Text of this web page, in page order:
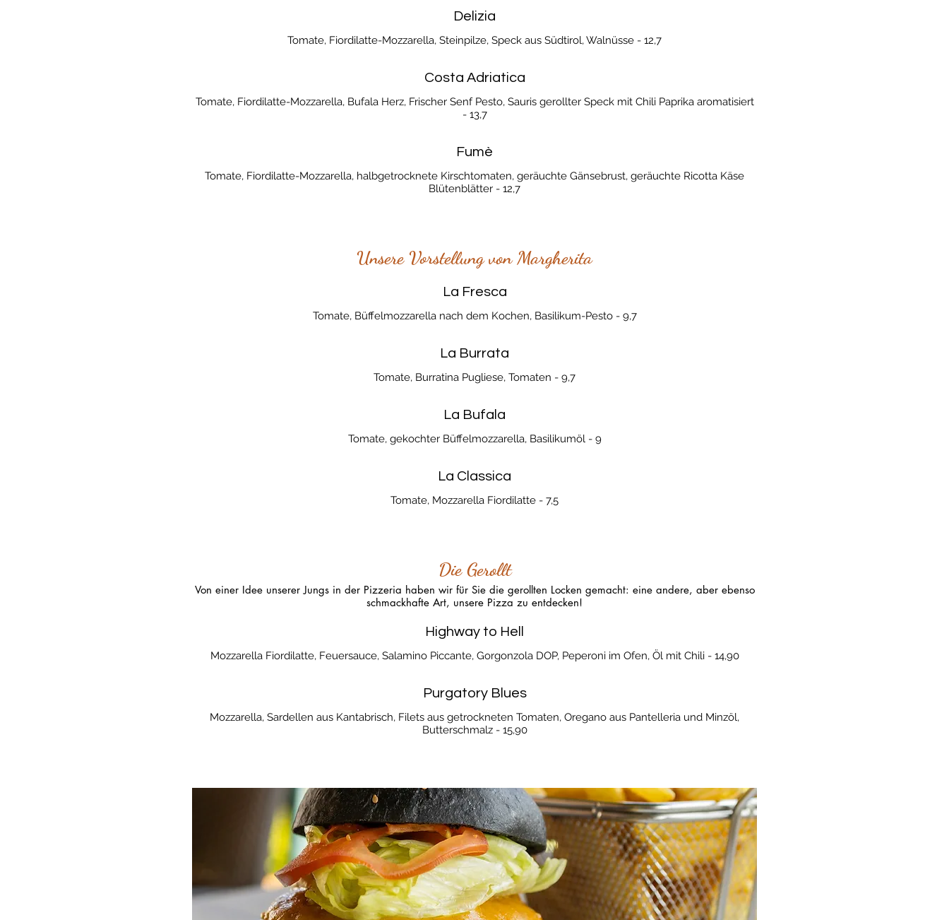
Delizia
Tomate, Fiordilatte-Mozzarella, Steinpilze, Speck aus Südtirol, Walnüsse - 12,7
Costa Adriatica
Tomate, Fiordilatte-Mozzarella, Bufala Herz, Frischer Senf Pesto, Sauris gerollter Speck mit Chili Paprika aromatisiert
- 13,7
Fumè
Tomate, Fiordilatte-Mozzarella, halbgetrocknete Kirschtomaten, geräuchte Gänsebrust, geräuchte Ricotta Käse
Blütenblätter - 12,7
Unsere Vorstellung von Margherita
La Fresca
Tomate, Büffelmozzarella nach dem Kochen, Basilikum-Pesto - 9,7
La Burrata
Tomate, Burratina Pugliese, Tomaten - 9,7
La Bufala
Tomate, gekochter Büffelmozzarella, Basilikumöl - 9
La Classica
Tomate, Mozzarella Fiordilatte - 7,5
Die Gerollt
Von einer Idee unserer Jungs in der Pizzeria haben wir für Sie die gerollten Locken gemacht: eine andere, aber ebenso
schmackhafte Art, unsere Pizza zu entdecken!
Highway to Hell
Mozzarella Fiordilatte, Feuersauce, Salamino Piccante, Gorgonzola DOP, Peperoni im Ofen, Öl mit Chili - 14,90
Purgatory Blues
Mozzarella, Sardellen aus Kantabrisch, Filets aus getrockneten Tomaten, Oregano aus Pantelleria und Minzöl,
Butterschmalz - 15,90